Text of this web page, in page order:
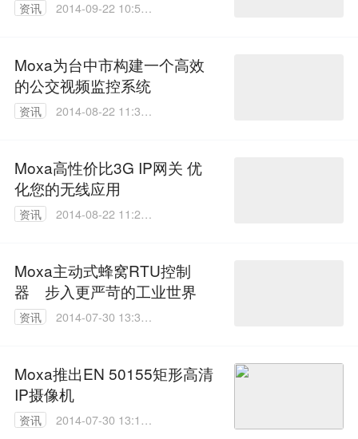
资讯
2014-09-22 10:59:
Moxa为台中市构建一个高效
的公交视频监控系统
资讯
2014-08-22 11:32:
Moxa高性价比3G IP网关 优
化您的无线应用
资讯
2014-08-22 11:26:
Moxa主动式蜂窝RTU控制
器 步入更严苛的工业世界
资讯
2014-07-30 13:34:
Moxa推出EN 50155矩形高清
IP摄像机
资讯
2014-07-30 13:18: